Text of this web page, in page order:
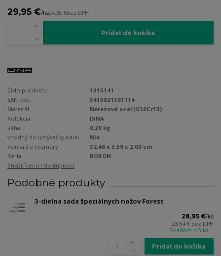
29,95 €/ks24,35 €bez DPH
Pridať do košíka
Číslo produktu:
1315141
EAN kód:
5413821381114
Materiál:
Nerezová oceľ (X30Cr13)
Kolekcia:
DiNA
Váha:
0,29 kg
vhodný do umývačky riadu:
Nie
Vonkajšie rozmery:
32,48 x 3,50 x 2,00 cm
Séria:
BORON
Strážiť cenu / dostupnosť
Podobné produkty
3-dielna sada špeciálnych nožov Forest
28,95 €/ks
23,54 € bez DPH
Skladom > 5 ks
Pridať do košíka